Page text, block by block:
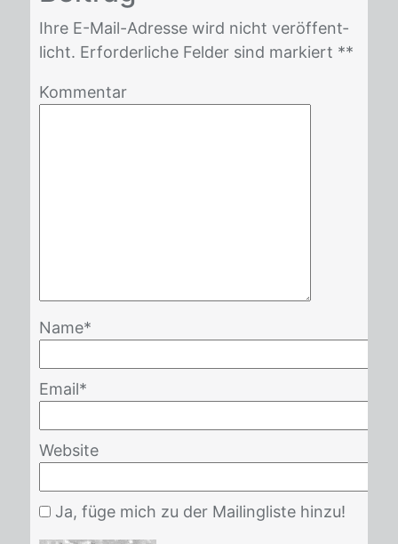
Ihre E-Mail-Adres­se wird nicht ver­öf­fent­
licht. Er­for­der­li­che Fel­der sind mar­kiert **
Kommentar
Name*
Email*
Website
Ja, füge mich zu der Mailingliste hinzu!